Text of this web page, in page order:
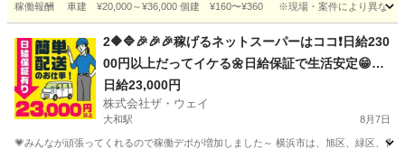
稼働報酬 車建 ¥20,000～¥36,000 個建 ¥160〜¥360 ※現場・案件により異なる 月
久里浜駅 配送 一人
2🔶🔷🎉🎉🎉稼げるネットスーパーはココ❗️日給230
00円以上だってイケる🌼日給保証で生活安定😁😁
😁
日給23,000円
株式会社ザ・ウェイ
大和駅 8月7日
💗みんなが頑張ってくれるので稼働デポが増加しました～ 横浜市は、旭区、緑区、